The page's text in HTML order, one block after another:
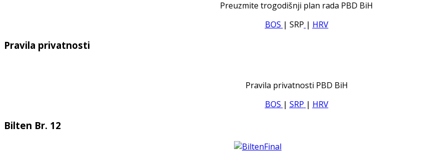
Preuzmite trogodišnji plan rada PBD BiH
BOS | SRP | HRV
Pravila privatnosti
Pravila privatnosti PBD BiH
BOS | SRP | HRV
Bilten Br. 12